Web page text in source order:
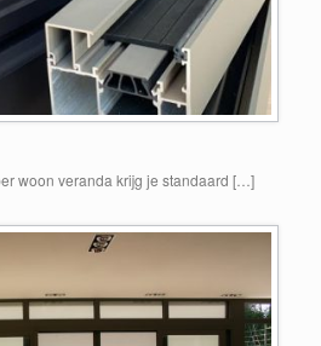
woon veranda krijg je standaard […]